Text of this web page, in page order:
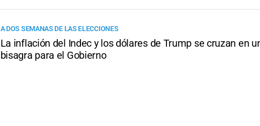
A DOS SEMANAS DE LAS ELECCIONES
La inflación del Indec y los dólares de Trump se cruzan en
bisagra para el Gobierno